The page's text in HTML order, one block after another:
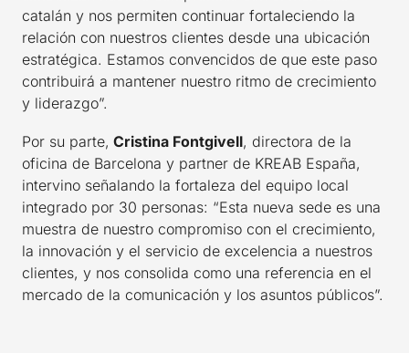
catalán y nos permiten continuar fortaleciendo la
relación con nuestros clientes desde una ubicación
estratégica. Estamos convencidos de que este paso
contribuirá a mantener nuestro ritmo de crecimiento
y liderazgo”.
Por su parte, Cristina Fontgivell, directora de la
oficina de Barcelona y partner de KREAB España,
intervino señalando la fortaleza del equipo local
integrado por 30 personas: “Esta nueva sede es una
muestra de nuestro compromiso con el crecimiento,
la innovación y el servicio de excelencia a nuestros
clientes, y nos consolida como una referencia en el
mercado de la comunicación y los asuntos públicos”.